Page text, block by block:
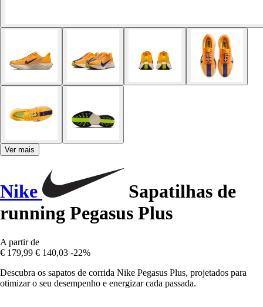
Ver mais
Nike
Sapatilhas de
running Pegasus Plus
A partir de
€ 179,99 € 140,03 -22%
Descubra os sapatos de corrida Nike Pegasus Plus, projetados para
otimizar o seu desempenho e energizar cada passada.